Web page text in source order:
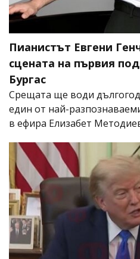
Пианистът Евгени
сцената на първия
Бургас
Срещата ще води
един от най-
в ефира Елизабет